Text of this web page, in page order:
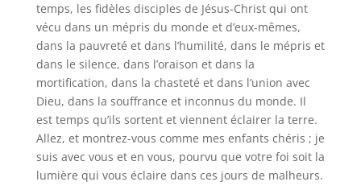
temps, les fidèles disciples de Jésus-Christ qui ont
vécu dans un mépris du monde et d’eux-mêmes,
dans la pauvreté et dans l’humilité, dans le mépris et
dans le silence, dans l’oraison et dans la
mortification, dans la chasteté et dans l’union avec
Dieu, dans la souffrance et inconnus du monde. Il
est temps qu’ils sortent et viennent éclairer la terre.
Allez, et montrez-vous comme mes enfants chéris ; je
suis avec vous et en vous, pourvu que votre foi soit la
lumière qui vous éclaire dans ces jours de malheurs.